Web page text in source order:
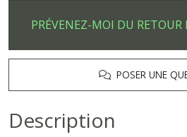
PRÉVENEZ-MOI DU RETOUR
POSER UNE
Description